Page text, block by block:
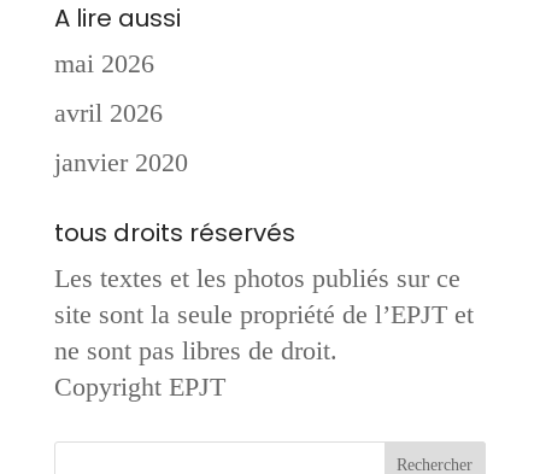
A lire aussi
mai 2026
avril 2026
janvier 2020
tous droits réservés
Les textes et les photos publiés sur ce
site sont la seule propriété de l’EPJT et
ne sont pas libres de droit.
Copyright EPJT